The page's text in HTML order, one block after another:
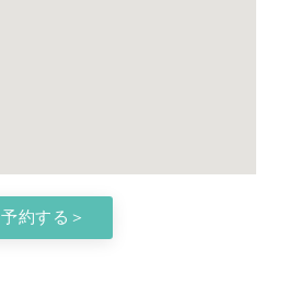
予約する＞